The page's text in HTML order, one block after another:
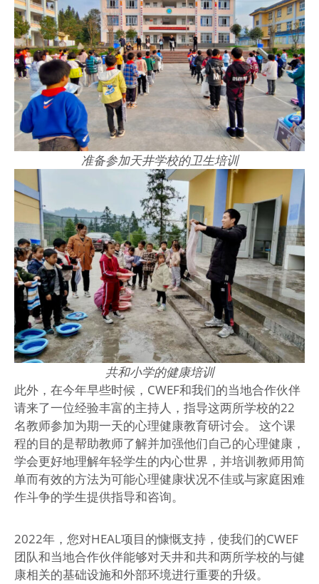
准备参加天井学校的卫生培训
共和小学的健康培训
此外，在今年早些时候，CWEF和我们的当地合作伙伴
请来了一位经验丰富的主持人，指导这两所学校的22
名教师参加为期一天的心理健康教育研讨会。 这个课
程的目的是帮助教师了解并加强他们自己的心理健康，
学会更好地理解年轻学生的内心世界，并培训教师用简
单而有效的方法为可能心理健康状况不佳或与家庭困难
作斗争的学生提供指导和咨询。
2022年，您对HEAL项目的慷慨支持，使我们的CWEF
团队和当地合作伙伴能够对天井和共和两所学校的与健
康相关的基础设施和外部环境进行重要的升级。